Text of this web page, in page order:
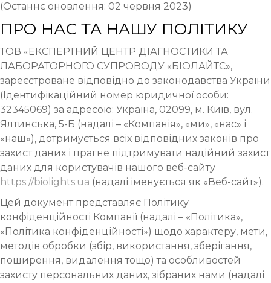
(Останнє оновлення: 02 червня 2023)
ПРО НАС ТА НАШУ ПОЛІТИКУ
ТОВ «ЕКСПЕРТНИЙ ЦЕНТР ДІАГНОСТИКИ ТА
ЛАБОРАТОРНОГО СУПРОВОДУ «БІОЛАЙТС»,
зареєстроване відповідно до законодавства України
(Ідентифікаційний номер юридичної особи:
32345069) за адресою: Україна, 02099, м. Київ, вул.
Ялтинська, 5-Б (надалі – «Компанія», «ми», «нас» і
«наш»), дотримується всіх відповідних законів про
захист даних і прагне підтримувати надійний захист
даних для користувачів нашого веб-сайту
https://biolights.ua (надалі іменується як «Веб-сайт»).
Цей документ представляє Політику
конфіденційності Компанії (надалі – «Політика»,
«Політика конфіденційності») щодо характеру, мети,
методів обробки (збір, використання, зберігання,
поширення, видалення тощо) та особливостей
захисту персональних даних, зібраних нами (надалі